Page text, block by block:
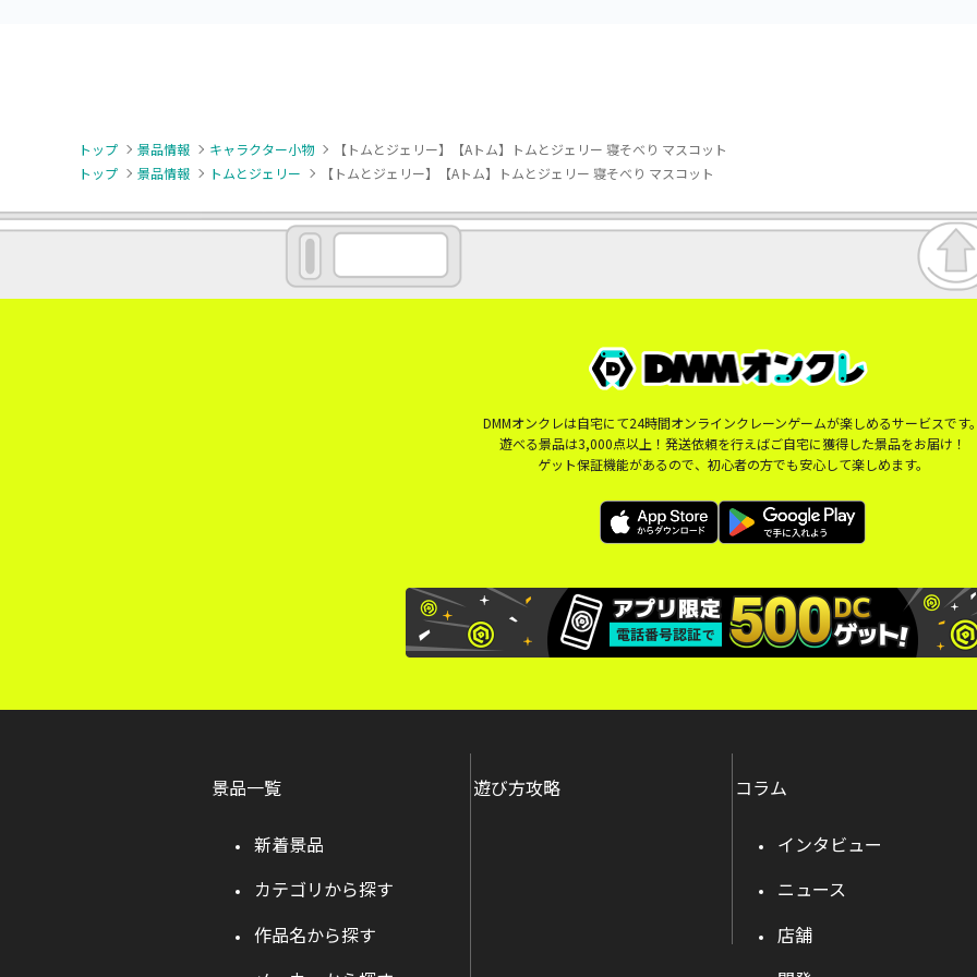
トップ 景品情報 キャラクター小物
【トムとジェリー】【Aトム】トムとジェリー 寝そべり マスコット
トップ
景品情報 トムとジェリー 【トムとジェリー】【Aトム】トムとジェリー 寝そべり マスコット
DMMオンクレは自宅にて24時間オンラインクレーンゲームが楽しめるサービスです
遊べる景品は3,000点以上！発送依頼を行えばご自宅に獲得した景品をお届け！
ゲット保証機能があるので、初心者の方でも安心して楽しめます。
景品一覧
新着景品
カテゴリから探す
作品名から探す
遊び方攻略 コラム
インタビュー
ニュース
店舗